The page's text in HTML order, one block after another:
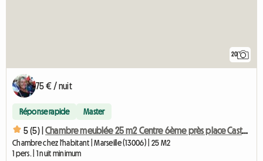
20
75 € / nuit
Réponse rapide Master
5 (5) | Chambre meublée 25 m2 Centre 6ème près place Castellane
Chambre chez l'habitant | Marseille (13006) | 25 M2
1 pers. | 1 nuit minimum